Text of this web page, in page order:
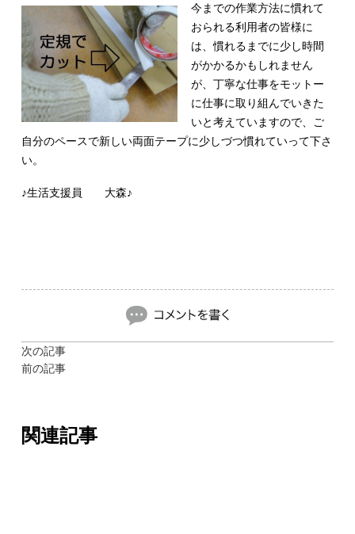
今までの作業方法に慣れて
おられる利用者の皆様に
は、慣れるまでに少し時間
がかかるかもしれません
が、丁寧な仕事をモットー
に仕事に取り組んでいきた
いと考えていますので、ご
自分のペースで新しい両面テープに少しづつ慣れていって下さ
い。
♪生活支援員 大森♪
次の記事
前の記事
関連記事